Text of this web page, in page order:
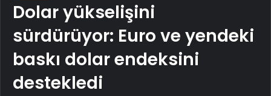
Dolar yükselişini
sürdürüyor: Euro ve yendeki
baskı dolar endeksini
destekledi